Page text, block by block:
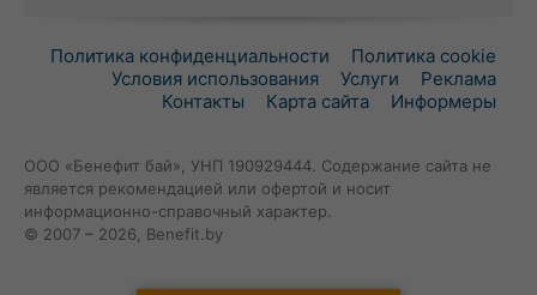
Политика конфиденциальности
Политика cookie
Условия использования
Услуги
Реклама
Контакты
Карта сайта Информеры
ООО «Бенефит бай», УНП 190929444. Содержание сайта не
является рекомендацией или офертой и носит
информационно-справочный характер.
© 2007 – 2026, Benefit.by